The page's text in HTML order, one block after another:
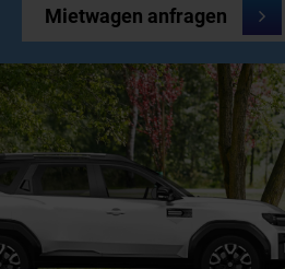
Mietwagen anfragen